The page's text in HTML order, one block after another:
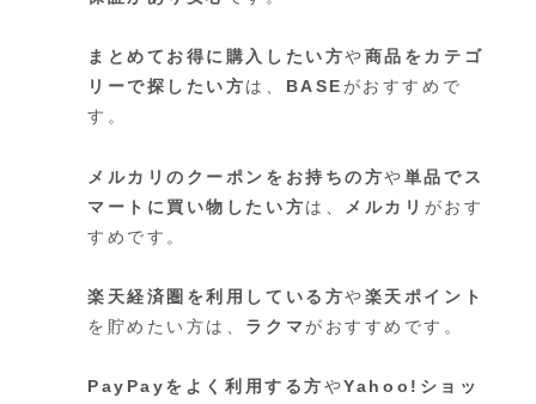
まとめてお得に購入したい方や商品をカテゴ
リーで探したい方は、 BASE がおすすめで
す。
メルカリのクーポンをお持ちの方や単品でス
マートに買い物したい方は、 メルカリ がおす
すめです。
楽天経済圏を利用している方や楽天ポイント
を貯めたい方は、 ラクマ がおすすめです。
PayPayをよく利用する方やYahoo!ショッ